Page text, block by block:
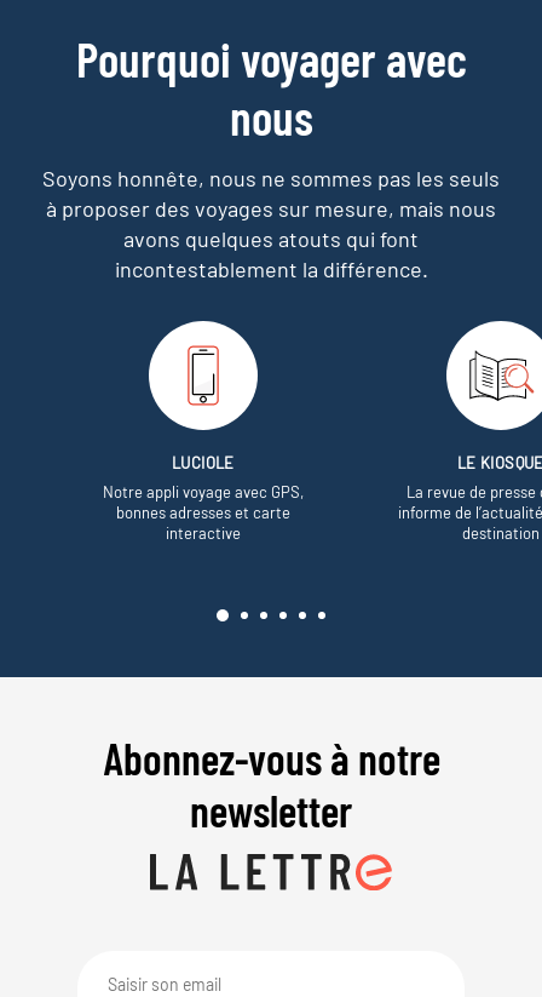
Pourquoi voyager avec
nous
Soyons honnête, nous ne sommes pas les seuls
à proposer des voyages sur mesure, mais nous
avons quelques atouts qui font
incontestablement la différence.
LUCIOLE
Notre appli voyage avec GPS,
bonnes adresses et carte
interactive
LE
La revue de presse
informe de
destination
Abonnez-vous à notre
newsletter